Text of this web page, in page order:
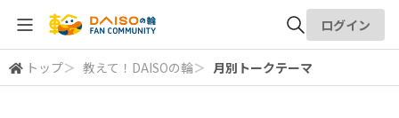
全体検索
ログイン
トップ＞ 教えて！DAISOの輪＞ 月別トークテーマ